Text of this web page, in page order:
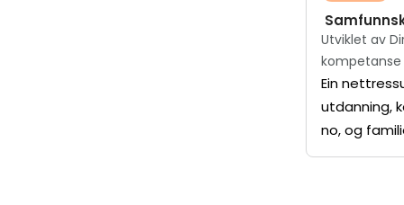
Utviklet av
kompetanse
Ein
utdanning,
no, og